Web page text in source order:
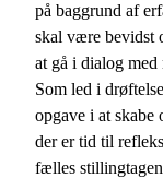
på baggrund af
skal være bevidst
at gå i dialog
Som led i
opgave i at
der er tid til
fælles